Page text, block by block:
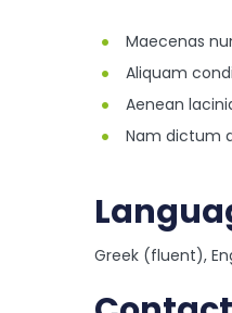
Maecenas
Aliquam
Aenean
Nam dictum
Greek (fluent),